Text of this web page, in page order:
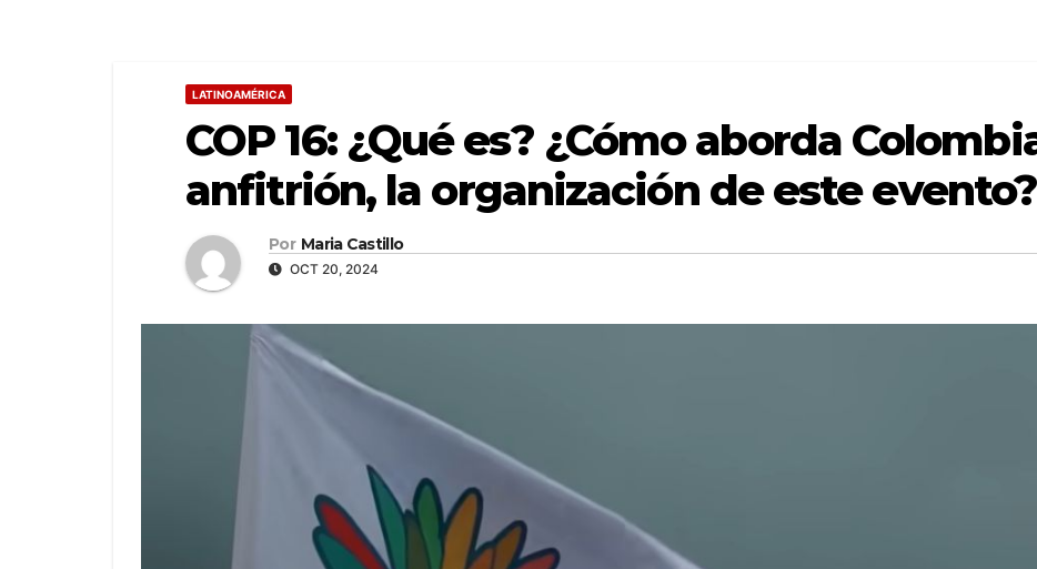
LATINOAMÉRICA
COP 16: ¿Qué es? ¿Cómo aborda
anfitrión, la organización de este evento?
Por Maria Castillo
OCT 20, 2024